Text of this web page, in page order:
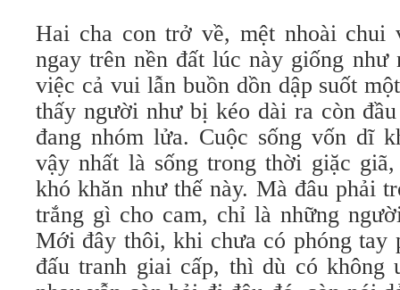
Hai cha con trở về, mệt nhoài chui
ngay trên nền đất lúc này giống
việc cả vui lẫn buồn dồn dập suốt
thấy người như bị kéo dài ra còn
đang nhóm lửa. Cuộc sống vốn dĩ
vậy nhất là sống trong thời giặc
khó khăn như thế này. Mà đâu phải
trắng gì cho cam, chỉ là những
Mới đây thôi, khi chưa có phóng tay
đấu tranh giai cấp, thì dù có không